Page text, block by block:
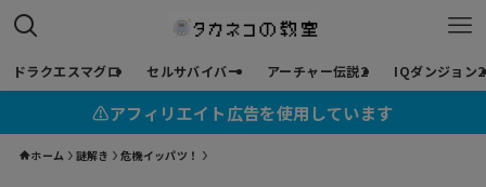
ドラクエスマグロ セルサバイバー アーチャー伝説2 IQダンジョン2
⚠︎アフィリエイト広告を使用しています
ホーム 謎解き 危機イッパツ！